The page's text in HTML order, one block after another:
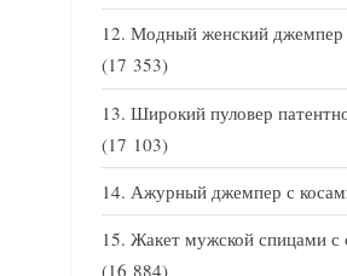
Модный женский джемпер
(17 353)
Широкий пуловер
(17 103)
Ажурный джемпер с
Жакет мужской спицами с
(16 884)